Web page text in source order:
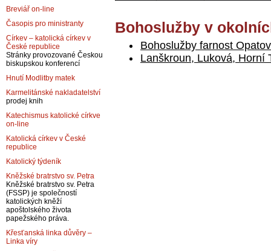
Bohoslužby v
Bohoslužby farnost Opatov
Lanškroun, Luková, Horní
Breviář on-line
Časopis pro ministranty
Církev – katolická církev v
České republice
Stránky provozované Českou
biskupskou konferencí
Hnutí Modlitby matek
Karmelitánské nakladatelství
prodej knih
Katechismus katolické církve
on-line
Katolická církev v České
republice
Katolický týdeník
Kněžské bratrstvo sv. Petra
Kněžské bratrstvo sv. Petra
(FSSP) je společností
katolických kněží
apoštolského života
papežského práva.
Křesťanská linka důvěry –
Linka víry